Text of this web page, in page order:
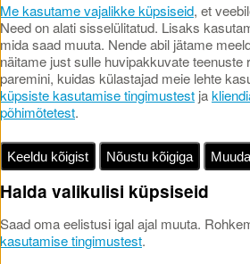
Me kasutame vajalikke küpsiseid, et
Need on alati sisselülitatud. Lisaks
mida saad muuta. Nende abil jätame
näitame just sulle huvipakkuvate
paremini, kuidas külastajad meie lehte
küpsiste kasutamise tingimustest ja
põhimõtetest.
Keeldu kõigist Nõustu kõigiga
Halda valikulisi küpsiseid
Saad oma eelistusi igal ajal muuta.
kasutamise tingimustest.